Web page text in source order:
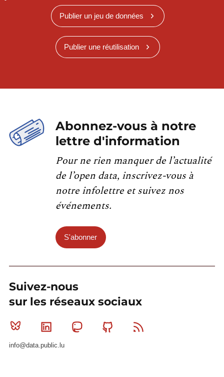
Publier un jeu de données
Publier une réutilisation
Abonnez-vous à notre
lettre d'information
Pour ne rien manquer de l’actualité
de l’open data, inscrivez-vous à
notre infolettre et suivez nos
événements.
S'abonner
Suivez-nous
sur les réseaux sociaux
Bluesky Linkedin MastodonGithub
info@data.public.lu